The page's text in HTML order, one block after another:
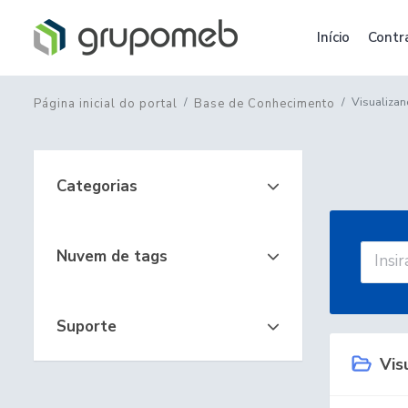
Início
Página inicial do portal Base de Conhecimento
Categorias
Nuvem de tags
Suporte